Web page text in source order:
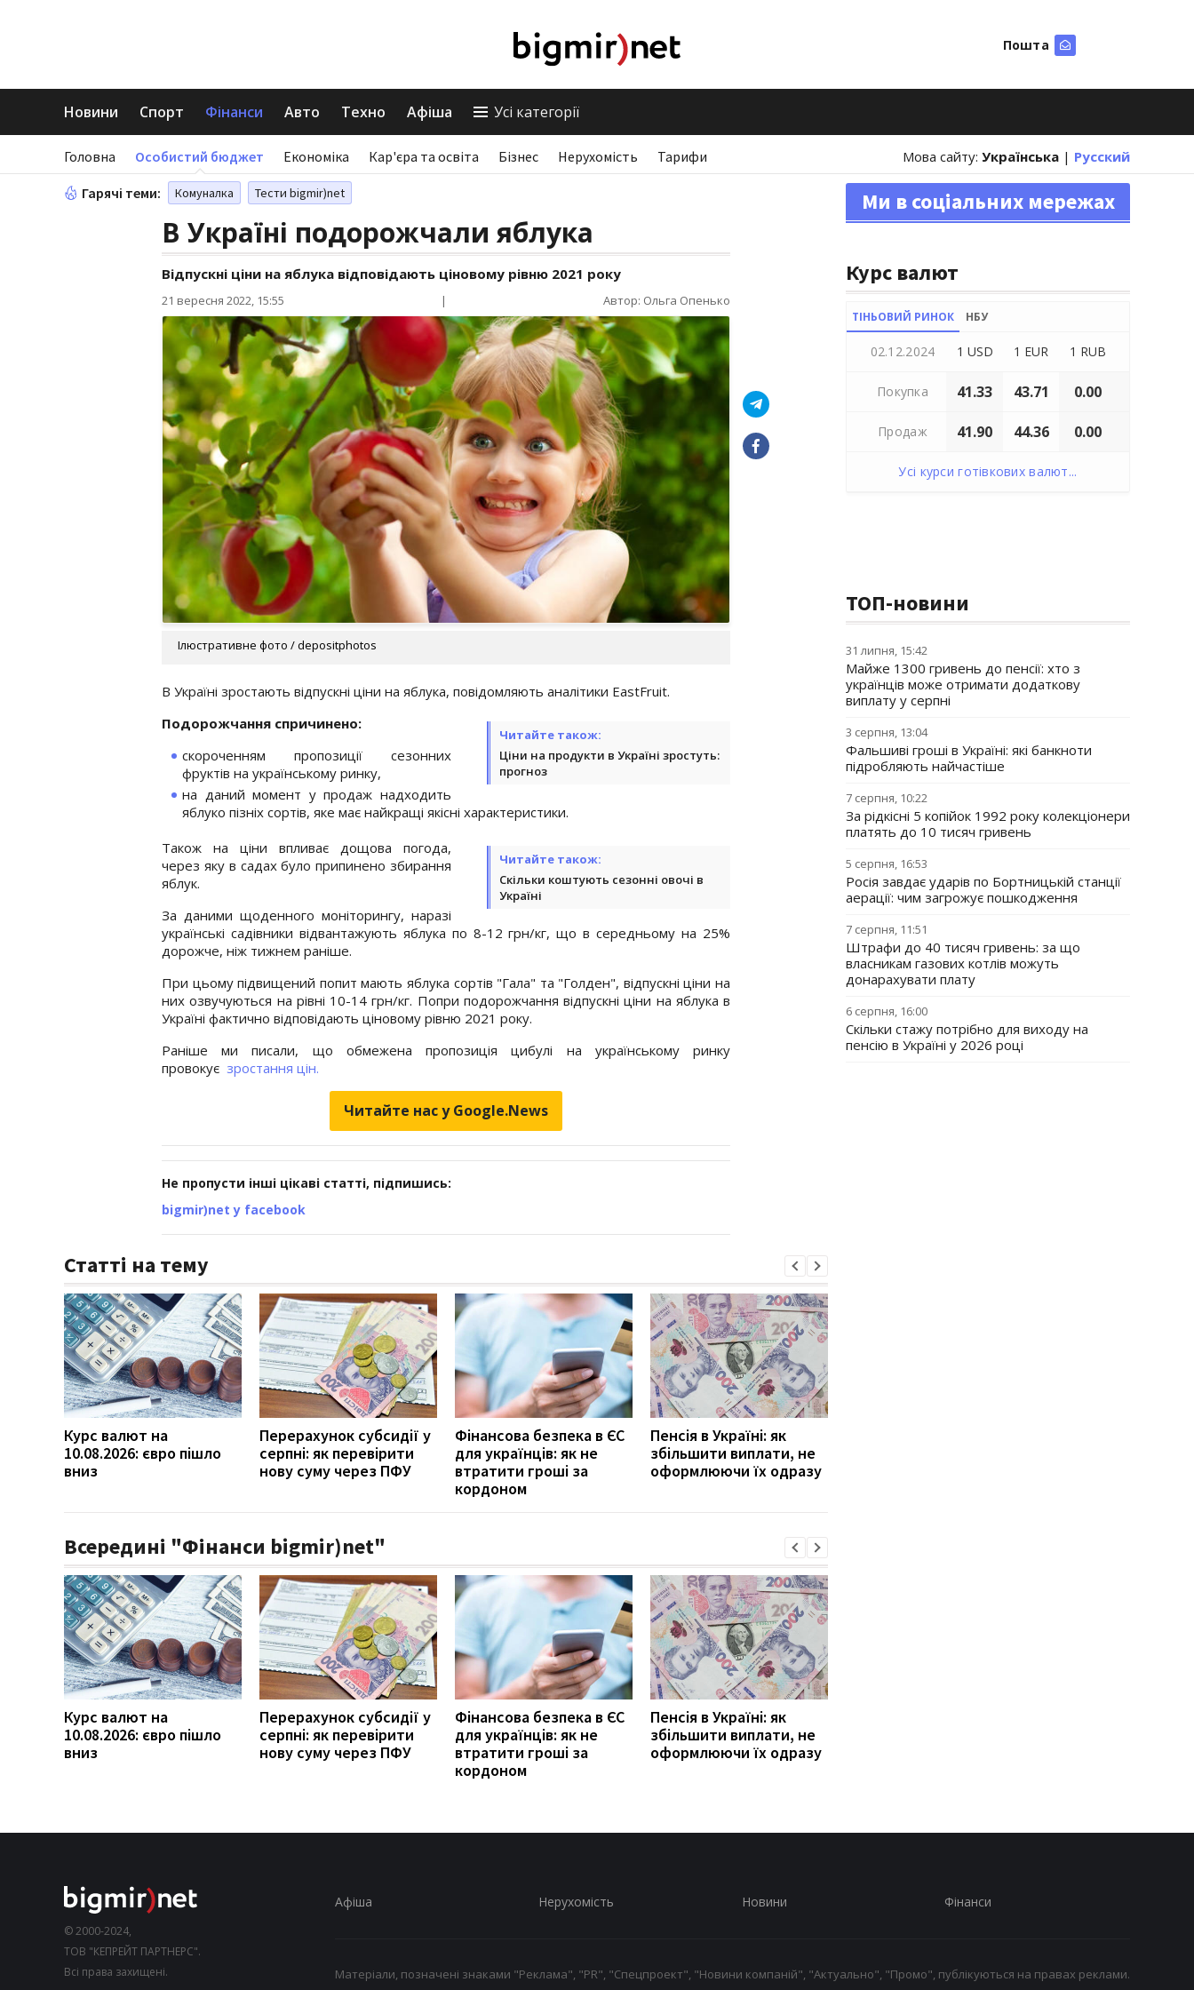
Пошта
Новини Спорт Фінанси Авто Техно Афіша Усі категорії
Головна Особистий бюджет Економіка Кар'єра та освіта Бізнес Нерухомість Тарифи Мова сайту: Українська | Русский
Гарячі теми: Комуналка Тести bigmir)net
В Україні подорожчали яблука
Відпускні ціни на яблука відповідають ціновому рівню 2021 року
21 вересня 2022, 15:55 | Автор: Ольга Опенько
Ілюстративне фото / depositphotos
В Україні зростають відпускні ціни на яблука, повідомляють аналітики EastFruit.
Читайте також:
Ціни на продукти в Україні зростуть:
прогноз
Подорожчання спричинено:
скороченням пропозиції сезонних
фруктів на українському ринку,
на даний момент у продаж надходить
яблуко пізніх сортів, яке має найкращі якісні характеристики.
Читайте також:
Скільки коштують сезонні овочі в
Україні
Також на ціни впливає дощова погода,
через яку в садах було припинено збирання
яблук.
За даними щоденного моніторингу, наразі
українські садівники відвантажують яблука по 8-12 грн/кг, що в середньому на 25%
дорожче, ніж тижнем раніше.
При цьому підвищений попит мають яблука сортів "Гала" та "Голден", відпускні ціни на
них озвучуються на рівні 10-14 грн/кг. Попри подорожчання відпускні ціни на яблука в
Україні фактично відповідають ціновому рівню 2021 року.
Раніше ми писали, що обмежена пропозиція цибулі на українському ринку
провокує зростання цін.
Читайте нас у Google.News
Не пропусти інші цікаві статті, підпишись:
bigmir)net у facebook
Статті на тему
Курс валют на
10.08.2026: євро пішло
вниз
Перерахунок субсидії у
серпні: як перевірити
нову суму через ПФУ
Фінансова безпека в ЄС
для українців: як не
втратити гроші за
кордоном
Пенсія в Україні: як
збільшити виплати, не
оформлюючи їх одразу
Всередині "Фінанси bigmir)net"
Курс валют на
10.08.2026: євро пішло
вниз
Перерахунок субсидії у
серпні: як перевірити
нову суму через ПФУ
Фінансова безпека в ЄС
для українців: як не
втратити гроші за
кордоном
Пенсія в Україні: як
збільшити виплати, не
оформлюючи їх одразу
Ми в соціальних мережах
Курс валют
ТІНЬОВИЙ РИНОК НБУ
02.12.2024 1 USD 1 EUR 1 RUB
Покупка 41.33 43.71 0.00
Продаж 41.90 44.36 0.00
Усі курси готівкових валют...
ТОП-новини
31 липня, 15:42
Майже 1300 гривень до пенсії: хто з
українців може отримати додаткову
виплату у серпні
3 серпня, 13:04
Фальшиві гроші в Україні: які банкноти
підробляють найчастіше
7 серпня, 10:22
За рідкісні 5 копійок 1992 року колекціонери
платять до 10 тисяч гривень
5 серпня, 16:53
Росія завдає ударів по Бортницькій станції
аерації: чим загрожує пошкодження
7 серпня, 11:51
Штрафи до 40 тисяч гривень: за що
власникам газових котлів можуть
донарахувати плату
6 серпня, 16:00
Скільки стажу потрібно для виходу на
пенсію в Україні у 2026 році
© 2000-2024,
ТОВ "КЕПРЕЙТ ПАРТНЕРС".
Всі права захищені.
Афіша Нерухомість Новини Фінанси
Матеріали, позначені знаками "Реклама", "PR", "Спецпроект", "Новини компаній", "Актуально", "Промо", публікуються на правах реклами.